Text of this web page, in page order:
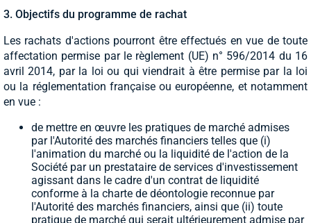
3. Objectifs du programme de rachat
Les rachats d'actions pourront être effectués en vue de toute
affectation permise par le règlement (UE) n° 596/2014 du 16
avril 2014, par la loi ou qui viendrait à être permise par la loi
ou la réglementation française ou européenne, et notamment
en vue :
de mettre en œuvre les pratiques de marché admises
par l'Autorité des marchés financiers telles que (i)
l'animation du marché ou la liquidité de l'action de la
Société par un prestataire de services d'investissement
agissant dans le cadre d'un contrat de liquidité
conforme à la charte de déontologie reconnue par
l'Autorité des marchés financiers, ainsi que (ii) toute
pratique de marché qui serait ultérieurement admise par